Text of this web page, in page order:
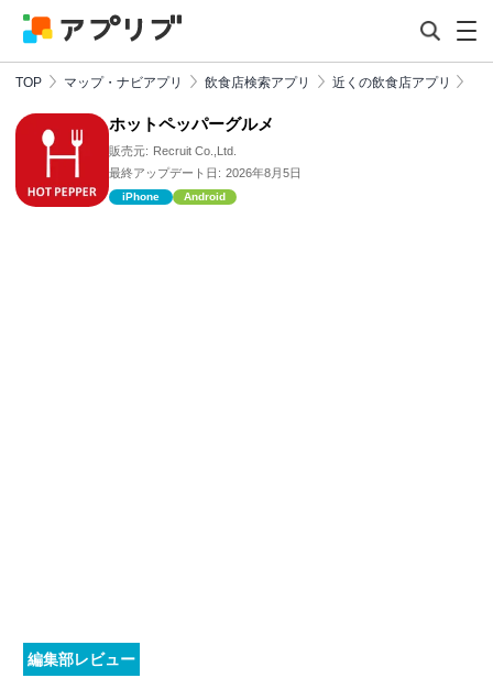
TOP マップ・ナビアプリ 飲食店検索アプリ 近くの飲食店アプリ
ホットペッパーグルメ
販売元: Recruit Co.,Ltd.
最終アップデート日: 2026年8月5日
iPhone Android
編集部レビュー